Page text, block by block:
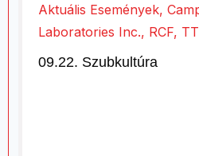
Aktuális Események,
Laboratories Inc., RCF,
09.22. Szubkultúra